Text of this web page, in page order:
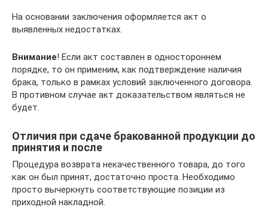
На основании заключения оформляется акт о
выявленных недостатках.
Внимание! Если акт составлен в одностороннем
порядке, то он применим, как подтверждение наличия
брака, только в рамках условий заключенного договора.
В противном случае акт доказательством являться не
будет.
Отличия при сдаче бракованной продукции до
принятия и после
Процедура возврата некачественного товара, до того
как он был принят, достаточно проста. Необходимо
просто вычеркнуть соответствующие позиции из
приходной накладной.